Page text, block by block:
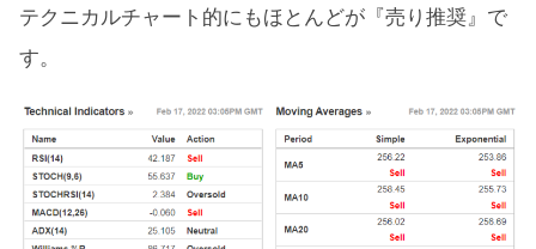
テクニカルチャート的にもほとんどが『売り推奨』で
す。